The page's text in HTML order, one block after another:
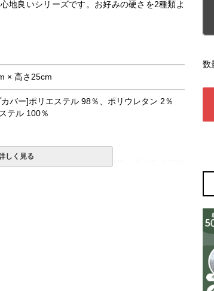
地良いシリーズです。お好みの硬さを2種類よ
× 高さ25cm
バー]ポリエステル 98％、ポリウレタン 2％
テル 100％
ピュール®アドバンスト素材5cm、テンピュール
しく見る